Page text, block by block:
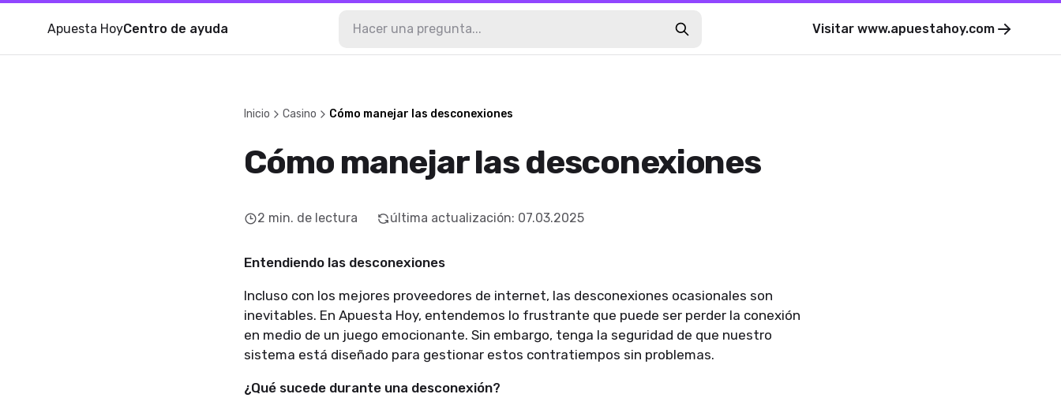
Apuesta HoyCentro de ayuda Visitar www.apuestahoy.com
Inicio Casino Cómo manejar las desconexiones
Cómo manejar las desconexiones
2 min. de lectura última actualización: 07.03.2025
Entendiendo las desconexiones
Incluso con los mejores proveedores de internet, las desconexiones ocasionales son
inevitables. En Apuesta Hoy, entendemos lo frustrante que puede ser perder la conexión
en medio de un juego emocionante. Sin embargo, tenga la seguridad de que nuestro
sistema está diseñado para gestionar estos contratiempos sin problemas.
¿Qué sucede durante una desconexión?